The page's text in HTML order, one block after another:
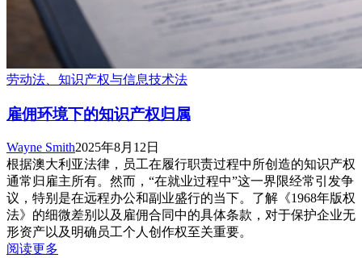
劳动法、知识产权与信息技术法
雇佣环境下的知识产权归属
Wayne Smith2025年8月12日
根据澳大利亚法律，员工在履行职责过程中所创造的知识产权
通常归雇主所有。然而，“在就业过程中”这一界限经常引发争
议，特别是在远程办公和副业盛行的当下。了解《1968年版权
法》的细微差别以及雇佣合同中的具体条款，对于保护企业无
形资产以及明确员工个人创作权至关重要。
阅读更多